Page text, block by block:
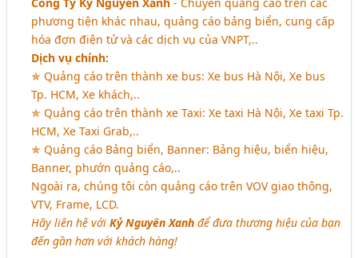
phương tiện khác nhau, quảng cáo bảng biển, cung cấp
hóa đợn điện tử và các dịch vụ của VNPT,..
Dịch vụ chính:
✯ Quảng cáo trên thành xe bus: Xe bus Hà Nội, Xe bus
Tp. HCM, Xe khách,..
✯ Quảng cáo trên thành xe Taxi: Xe taxi Hà Nội, Xe taxi Tp.
HCM, Xe Taxi Grab,..
✯ Quảng cáo Bảng biển, Banner: Bảng hiệu, biển hiệu,
Banner, phướn quảng cáo,..
Ngoài ra, chúng tôi còn quảng cáo trên VOV giao thông,
VTV, Frame, LCD.
Hãy liên hệ vớiKỷ Nguyên Xanh để đưa thương hiệu của bạn
đến gần hơn với khách hàng!